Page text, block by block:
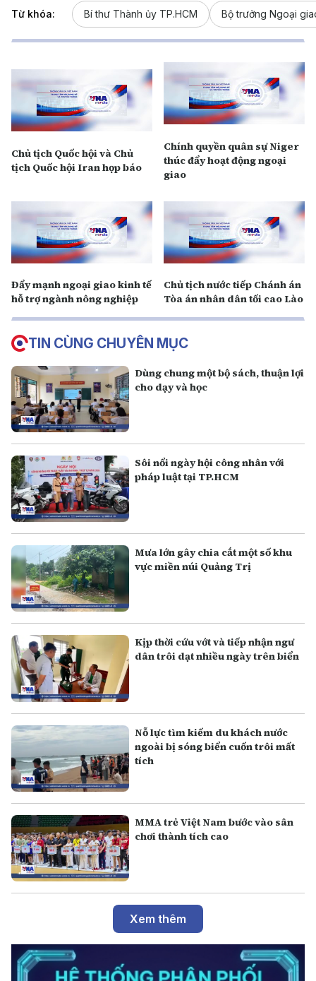
Từ khóa: Bí thư Thành ủy TP.HCM Bộ trưởng Ngoại
Chủ tịch Quốc hội và Chủ
tịch Quốc hội Iran họp báo
Chính quyền quân sự Niger
thúc đẩy hoạt động ngoại
giao
Đẩy mạnh ngoại giao kinh tế
hỗ trợ ngành nông nghiệp
Chủ tịch nước tiếp Chánh án
Tòa án nhân dân tối cao Lào
TIN CÙNG CHUYÊN MỤC
Dùng chung một bộ sách, thuận lợi
cho dạy và học
Sôi nổi ngày hội công nhân với
pháp luật tại TP.HCM
Mưa lớn gây chia cắt một số khu
vực miền núi Quảng Trị
Kịp thời cứu vớt và tiếp nhận ngư
dân trôi dạt nhiều ngày trên biển
Nỗ lực tìm kiếm du khách nước
ngoài bị sóng biển cuốn trôi mất
tích
MMA trẻ Việt Nam bước vào sân
chơi thành tích cao
Xem thêm